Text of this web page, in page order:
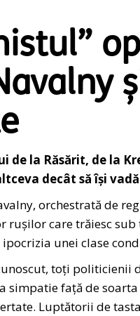
de la Răsărit, de la
decât să își
orchestrată de
care trăiesc
ipocrizia unei clase
toți politicienii
simpatie față de
Luptătorii de